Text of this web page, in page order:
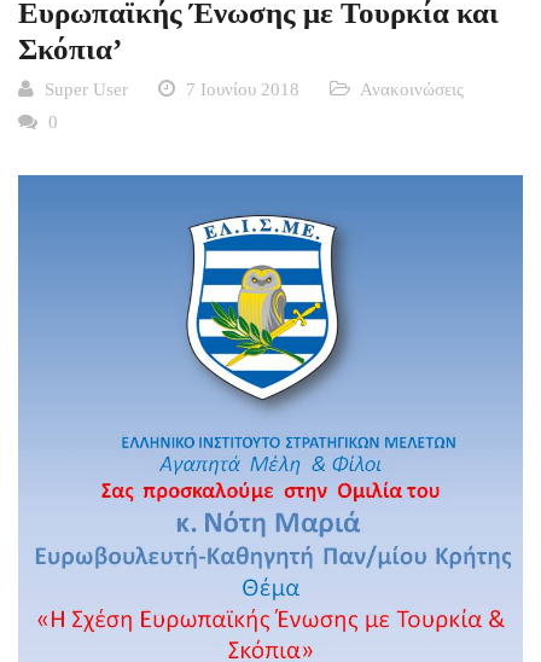
Ευρωπαϊκής Ένωσης με Τουρκία και
Σκόπια’
Super User 7 Ιουνίου 2018
Ανακοινώσεις
0